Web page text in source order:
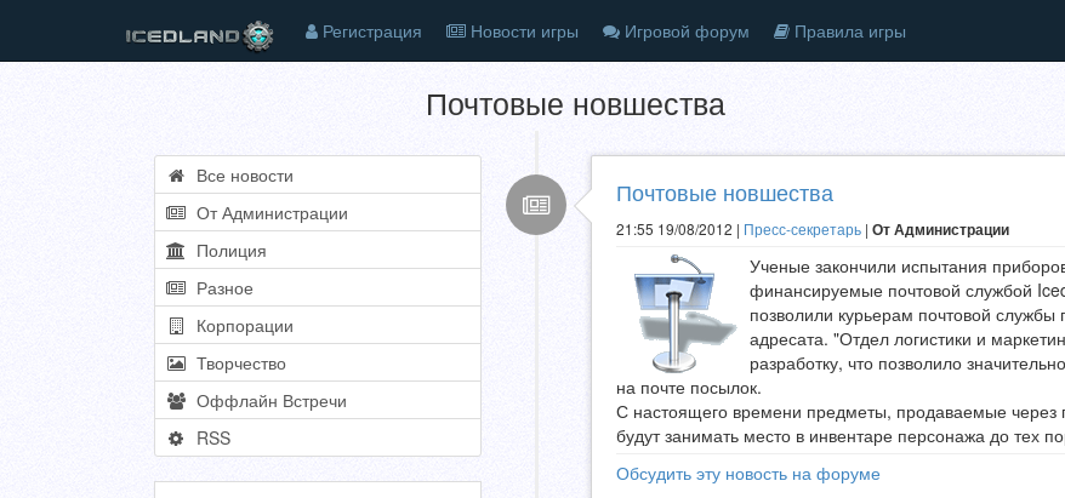
Регистрация Новости игры Игровой форум Правила игры
Почтовые новшества
Все новости
От Администрации
Полиция
Разное
Корпорации
Творчество
Оффлайн Встречи
RSS
Почтовые новшества
21:55 19/08/2012 | Пресс-секретарь | От Администрации
Ученые закончили испытания
финансируемые почтовой службой
позволили курьерам почтовой службы
адресата. "Отдел логистики и
разработку, что позволило
на почте посылок.
С настоящего времени предметы, продаваемые через
будут занимать место в инвентаре персонажа до тех
Обсудить эту новость на форуме